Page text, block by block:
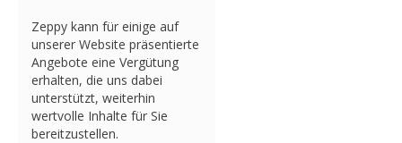
Zeppy kann für einige auf
unserer Website präsentierte
Angebote eine Vergütung
erhalten, die uns dabei
unterstützt, weiterhin
wertvolle Inhalte für Sie
bereitzustellen.